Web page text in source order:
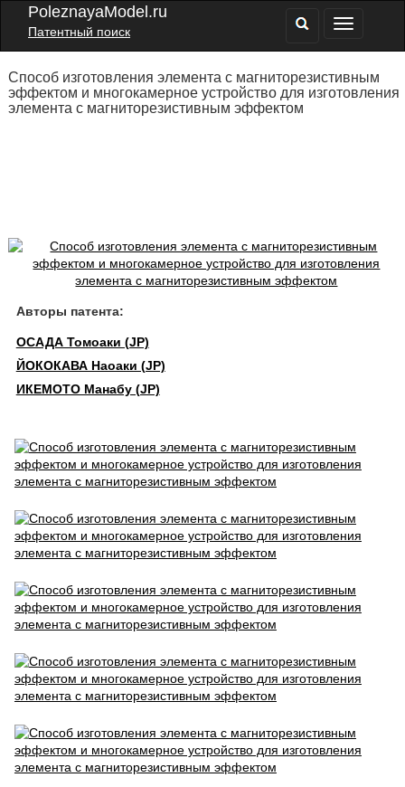
PoleznayaModel.ru
Патентный поиск
Способ изготовления элемента с магниторезистивным
эффектом и многокамерное устройство для изготовления
элемента с магниторезистивным эффектом
Авторы патента:
ОСАДА Томоаки (JP)
ЙОКОКАВА Наоаки (JP)
ИКЕМОТО Манабу (JP)